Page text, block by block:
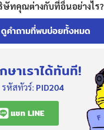
ษัทคุณต่างกับที่อื่นอย่างไร?
ดูคำถามที่พบบ่อยทั้งหมด
ษาเราได้ทันที!
รหัสทัวร์: PID204
แชท LINE